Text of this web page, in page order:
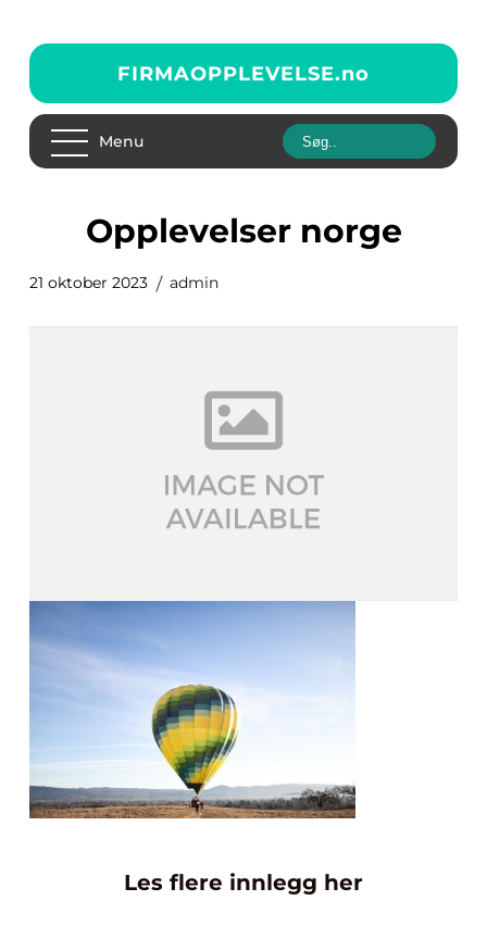
FIRMAOPPLEVELSE.no
Menu
opplevelser norge
21 oktober 2023 admin
Les flere innlegg her